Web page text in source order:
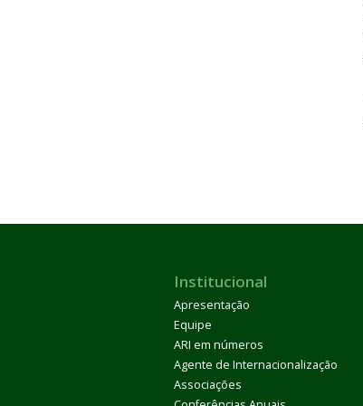
Institucional
Apresentação
Equipe
ARI em números
Agente de Internacionalização
Associações